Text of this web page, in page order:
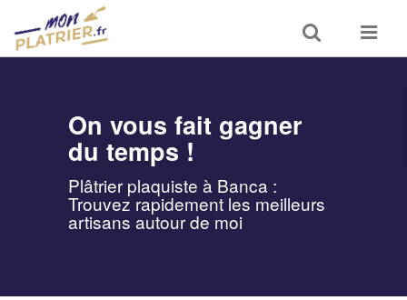
Toggle
search
Toggle
On vous fait gagner
du temps !
Plâtrier plaquiste à Banca :
Trouvez rapidement les meilleurs
artisans autour de moi